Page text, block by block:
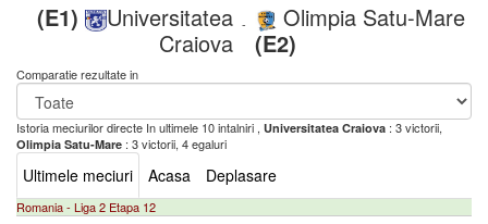
(E1)
Universitatea
Craiova
-
Olimpia Satu-Mare
(E2)
Comparatie rezultate in
Istoria meciurilor directe In ultimele 10 intalniri , Universitatea Craiova : 3 victorii,
Olimpia Satu-Mare : 3 victorii, 4 egaluri
Ultimele meciuri Acasa Deplasare
Romania - Liga 2 Etapa 12